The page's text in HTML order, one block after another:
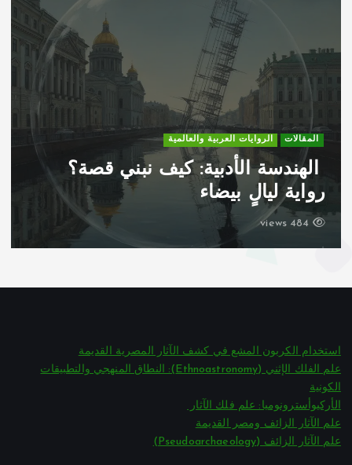
الروايات العربية والعالمية المقالات
أركان المذهب الوجودي
لدوستويفسكي ومنظومته الفلسفية
استخدام الكربون المشع في كشف الآثار المصرية القديمة
علم الفلك الإثني (Ethnoastronomy): النطاق المنهجي والتطبيقات
الكونية
الأركيوأسترونوميا: علم فلك الآثار
علم الآثار الزائف ومصر القديمة
علم الآثار الزائف (Pseudoarchaeology)